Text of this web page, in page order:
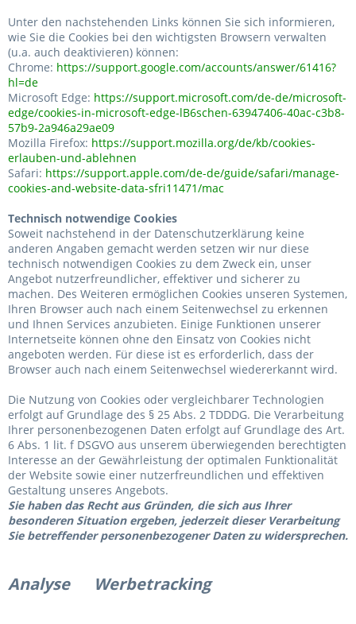
Unter den nachstehenden Links können Sie sich informieren,
wie Sie die Cookies bei den wichtigsten Browsern verwalten
(u.a. auch deaktivieren) können:
Chrome: https://support.google.com/accounts/answer/61416?
hl=de
Microsoft Edge: https://support.microsoft.com/de-de/microsoft-
edge/cookies-in-microsoft-edge-lB6schen-63947406-40ac-c3b8-
57b9-2a946a29ae09
Mozilla Firefox: https://support.mozilla.org/de/kb/cookies-
erlauben-und-ablehnen
Safari: https://support.apple.com/de-de/guide/safari/manage-
cookies-and-website-data-sfri11471/mac
Technisch notwendige Cookies
Soweit nachstehend in der Datenschutzerklärung keine
anderen Angaben gemacht werden setzen wir nur diese
technisch notwendigen Cookies zu dem Zweck ein, unser
Angebot nutzerfreundlicher, effektiver und sicherer zu
machen. Des Weiteren ermöglichen Cookies unseren Systemen,
Ihren Browser auch nach einem Seitenwechsel zu erkennen
und Ihnen Services anzubieten. Einige Funktionen unserer
Internetseite können ohne den Einsatz von Cookies nicht
angeboten werden. Für diese ist es erforderlich, dass der
Browser auch nach einem Seitenwechsel wiedererkannt wird.
Die Nutzung von Cookies oder vergleichbarer Technologien
erfolgt auf Grundlage des § 25 Abs. 2 TDDDG. Die Verarbeitung
Ihrer personenbezogenen Daten erfolgt auf Grundlage des Art.
6 Abs. 1 lit. f DSGVO aus unserem überwiegenden berechtigten
Interesse an der Gewährleistung der optimalen Funktionalität
der Website sowie einer nutzerfreundlichen und effektiven
Gestaltung unseres Angebots.
Sie haben das Recht aus Gründen, die sich aus Ihrer
besonderen Situation ergeben, jederzeit dieser Verarbeitung
Sie betreffender personenbezogener Daten zu widersprechen.
Analyse Werbetracking